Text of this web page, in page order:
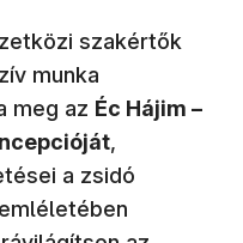
szakértők
munka
meg az Éc Hájim –
,
a zsidó